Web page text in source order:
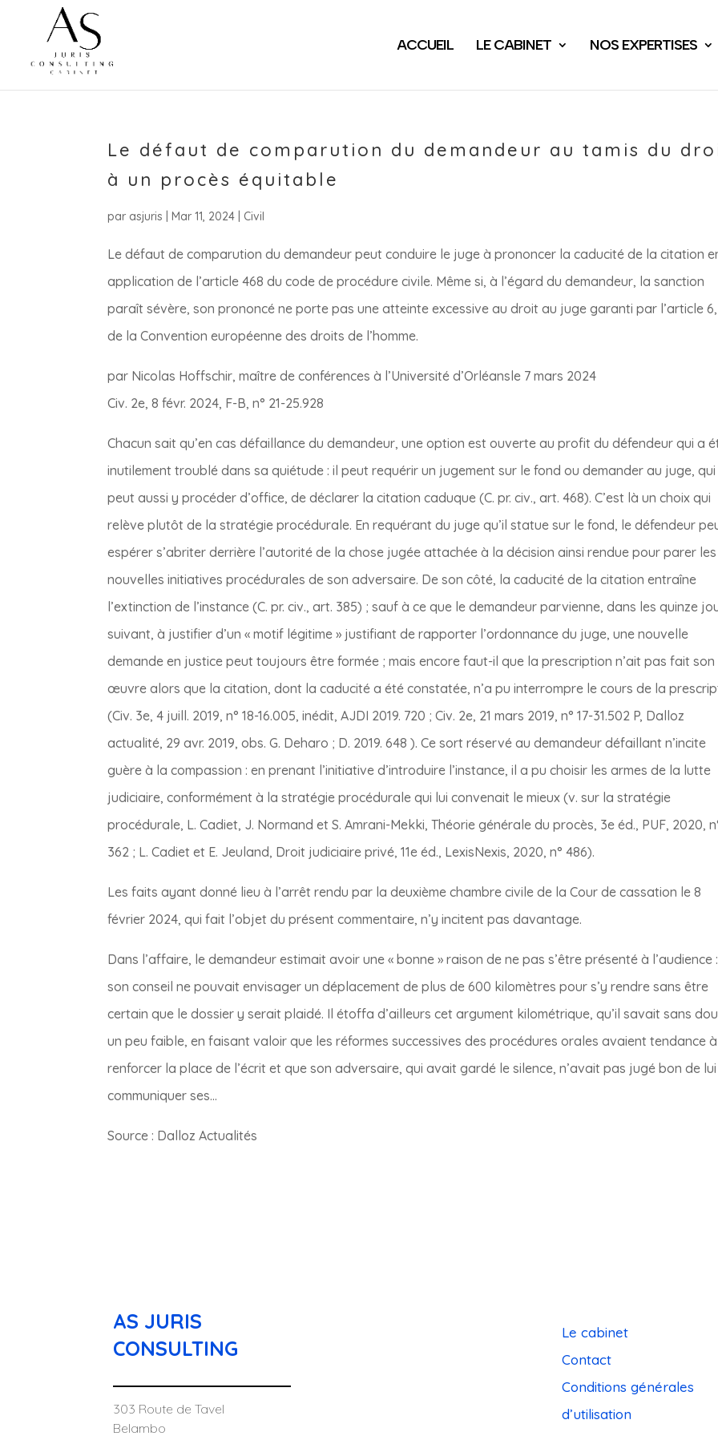
ACCUEIL LE CABINET NOS EXPERTISES
Le défaut de comparution du demandeur au tamis du
à un procès équitable
par asjuris |Mar 11, 2024 Civil
Le défaut de comparution du demandeur peut conduire le juge à prononcer la caducité de la citation
application de l’article 468 du code de procédure civile. Même si, à l’égard du demandeur, la sanction
paraît sévère, son prononcé ne porte pas une atteinte excessive au droit au juge garanti par l’article 6,
de la Convention européenne des droits de l’homme.
par Nicolas Hoffschir, maître de conférences à l’Université d’Orléansle 7 mars 2024
Civ. 2e, 8 févr. 2024, F-B, n° 21-25.928
Chacun sait qu’en cas défaillance du demandeur, une option est ouverte au profit du défendeur qui a
inutilement troublé dans sa quiétude : il peut requérir un jugement sur le fond ou demander au juge, qui
peut aussi y procéder d’office, de déclarer la citation caduque (C. pr. civ., art. 468). C’est là un choix qui
relève plutôt de la stratégie procédurale. En requérant du juge qu’il statue sur le fond, le défendeur
espérer s’abriter derrière l’autorité de la chose jugée attachée à la décision ainsi rendue pour parer les
nouvelles initiatives procédurales de son adversaire. De son côté, la caducité de la citation entraîne
l’extinction de l’instance (C. pr. civ., art. 385) ; sauf à ce que le demandeur parvienne, dans les quinze
suivant, à justifier d’un « motif légitime » justifiant de rapporter l’ordonnance du juge, une nouvelle
demande en justice peut toujours être formée ; mais encore faut-il que la prescription n’ait pas fait son
œuvre alors que la citation, dont la caducité a été constatée, n’a pu interrompre le cours de la
(Civ. 3e, 4 juill. 2019, n° 18-16.005, inédit, AJDI 2019. 720 ; Civ. 2e, 21 mars 2019, n° 17-31.502 P, Dalloz
actualité, 29 avr. 2019, obs. G. Deharo ; D. 2019. 648 ). Ce sort réservé au demandeur défaillant n’incite
guère à la compassion : en prenant l’initiative d’introduire l’instance, il a pu choisir les armes de la lutte
judiciaire, conformément à la stratégie procédurale qui lui convenait le mieux (v. sur la stratégie
procédurale, L. Cadiet, J. Normand et S. Amrani-Mekki, Théorie générale du procès, 3e éd., PUF, 2020,
362 ; L. Cadiet et E. Jeuland, Droit judiciaire privé, 11e éd., LexisNexis, 2020, n° 486).
Les faits ayant donné lieu à l’arrêt rendu par la deuxième chambre civile de la Cour de cassation le 8
février 2024, qui fait l’objet du présent commentaire, n’y incitent pas davantage.
Dans l’affaire, le demandeur estimait avoir une « bonne » raison de ne pas s’être présenté à l’audience :
son conseil ne pouvait envisager un déplacement de plus de 600 kilomètres pour s’y rendre sans être
certain que le dossier y serait plaidé. Il étoffa d’ailleurs cet argument kilométrique, qu’il savait sans
un peu faible, en faisant valoir que les réformes successives des procédures orales avaient tendance à
renforcer la place de l’écrit et que son adversaire, qui avait gardé le silence, n’avait pas jugé bon de lui
communiquer ses…
Source : Dalloz Actualités
AS JURIS
CONSULTING
303 Route de Tavel
Belambo
Le cabinet
Contact
Conditions générales
d’utilisation